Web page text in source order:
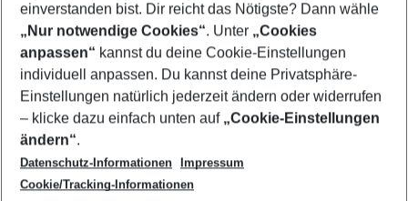
Footer
Footer navigation
Über uns
AGB
Bestpreisgarantie
Cookie-Einstellungen ändern
Cookie-Richtlinie
Agenturbetreuung
Barrierefreies Reisen
Folge uns
einverstanden bist. Dir reicht das Nötigste? Dann wähle
„Nur notwendige Cookies“. Unter „Cookies
anpassen“ kannst du deine Cookie-Einstellungen
individuell anpassen. Du kannst deine Privatsphäre-
Einstellungen natürlich jederzeit ändern oder widerrufen
– klicke dazu einfach unten auf „Cookie-Einstellungen
ändern“.
Datenschutz-Informationen
Impressum
Cookie/Tracking-Informationen